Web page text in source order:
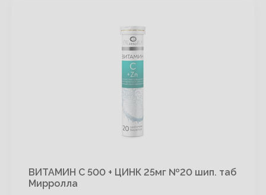
ВИТАМИН С 500 + ЦИНК 25мг №20 шип. таб
Мирролла